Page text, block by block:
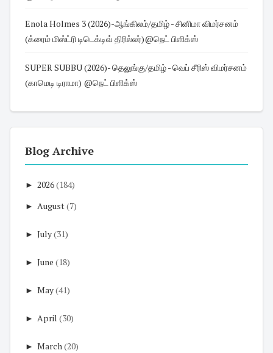
Enola Holmes 3 (2026)-ஆங்கிலம்/தமிழ் - சினிமா விமர்சனம்
(க்ரைம் மிஸ்ட்ரி டிடெக்டிவ் திரில்லர்)@நெட் பிளிக்ஸ்
SUPER SUBBU (2026)- தெலுங்கு/தமிழ் - வெப் சீரிஸ் விமர்சனம்
(காமெடி டிராமா) @நெட் பிளிக்ஸ்
Blog Archive
► 2026(184)
► August(7)
► July(31)
► June (18)
► May(41)
► April (30)
► March(20)